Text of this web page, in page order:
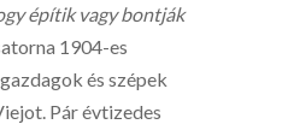
építik vagy bontják
1904-es
és szépek
Pár évtizedes